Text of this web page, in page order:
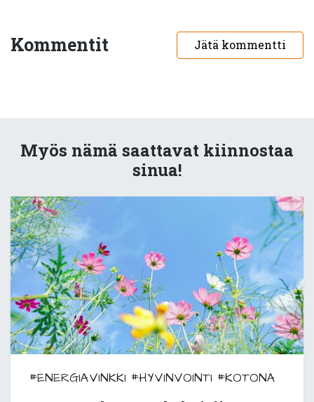
Kommentit Jätä kommentti
Myös nämä saattavat kiinnostaa
sinua!
#ENERGIAVINKKI #HYVINVOINTI #KOTONA